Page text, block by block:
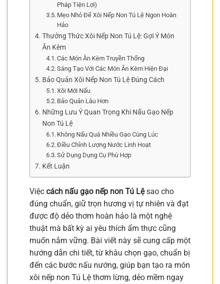
Pháp Tiện Lợi)
Mẹo Nhỏ Để Xôi Nếp Non Tú Lệ Ngon Hoàn
Hảo
Thưởng Thức Xôi Nếp Non Tú Lệ: Gợi Ý Món
Ăn Kèm
Các Món Ăn Kèm Truyền Thống
Sáng Tạo Với Các Món Ăn Kèm Hiện Đại
Bảo Quản Xôi Nếp Non Tú Lệ Đúng Cách
Xôi Mới Nấu
Bảo Quản Lâu Hơn
Những Lưu Ý Quan Trọng Khi Nấu Gạo Nếp
Non Tú Lệ
Không Nấu Quá Nhiều Gạo Cùng Lúc
Điều Chỉnh Lượng Nước Linh Hoạt
Sử Dụng Dụng Cụ Phù Hợp
Kết Luận
Việc cách nấu gạo nếp non Tú Lệsao cho
đúng chuẩn, giữ trọn hương vị tự nhiên và đạt
được độ dẻo thơm hoàn hảo là một nghệ
thuật mà bất kỳ ai yêu thích ẩm thực cũng
muốn nắm vững. Bài viết này sẽ cung cấp một
hướng dẫn chi tiết, từ khâu chọn gạo, chuẩn bị
đến các bước nấu nướng, giúp bạn tạo ra món
xôi nếp non Tú Lệ thơm lừng, dẻo mềm ngay